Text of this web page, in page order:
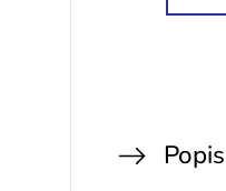
Popis